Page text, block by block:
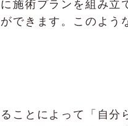
施術プランを組み立
できます。このよう
ことによって「自分